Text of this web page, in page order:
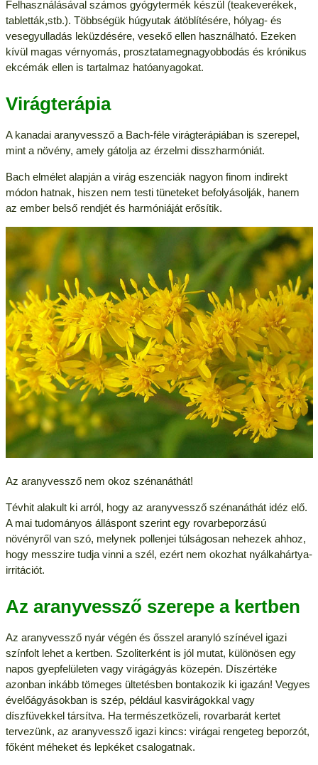
Felhasználásával számos gyógytermék készül (teakeverékek,
tabletták,stb.). Többségük húgyutak átöblítésére, hólyag- és
vesegyulladás leküzdésére, vesekő ellen használható. Ezeken
kívül magas vérnyomás, prosztatamegnagyobbodás és krónikus
ekcémák ellen is tartalmaz hatóanyagokat.
Virágterápia
A kanadai aranyvessző a Bach-féle virágterápiában is szerepel,
mint a növény, amely gátolja az érzelmi disszharmóniát.
Bach elmélet alapján a virág eszenciák nagyon finom indirekt
módon hatnak, hiszen nem testi tüneteket befolyásolják, hanem
az ember belső rendjét és harmóniáját erősítik.
Az aranyvessző nem okoz szénanáthát!
Tévhit alakult ki arról, hogy az aranyvessző szénanáthát idéz elő.
A mai tudományos álláspont szerint egy rovarbeporzású
növényről van szó, melynek pollenjei túlságosan nehezek ahhoz,
hogy messzire tudja vinni a szél, ezért nem okozhat nyálkahártya-
irritációt.
Az aranyvessző szerepe a kertben
Az aranyvessző nyár végén és ősszel aranyló színével igazi
színfolt lehet a kertben. Szoliterként is jól mutat, különösen egy
napos gyepfelületen vagy virágágyás közepén. Díszértéke
azonban inkább tömeges ültetésben bontakozik ki igazán! Vegyes
évelőágyásokban is szép, például kasvirágokkal vagy
díszfüvekkel társítva. Ha természetközeli, rovarbarát kertet
tervezünk, az aranyvessző igazi kincs: virágai rengeteg beporzót,
főként méheket és lepkéket csalogatnak.